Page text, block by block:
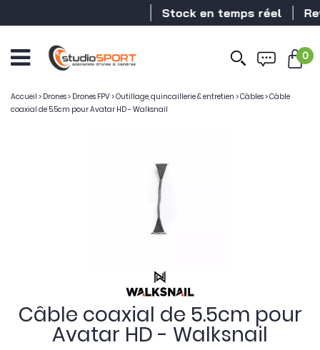
Stock en temps réel
0
Accueil > Drones> Drones FPV>Outillage, quincaillerie & entretien >Câbles>Câble
coaxial de 5.5cm pour Avatar HD - Walksnail
Câble coaxial de 5.5cm pour
Avatar HD - Walksnail